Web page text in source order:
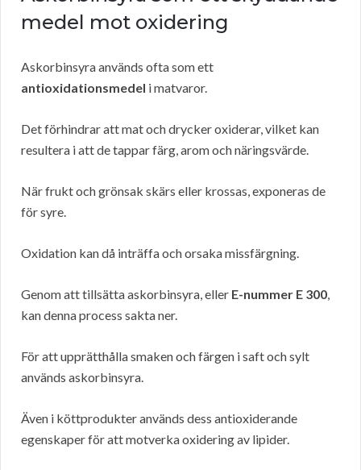
medel mot oxidering
Askorbinsyra används ofta som ett
antioxidationsmedel i matvaror.
Det förhindrar att mat och drycker oxiderar, vilket kan
resultera i att de tappar färg, arom och näringsvärde.
När frukt och grönsak skärs eller krossas, exponeras de
för syre.
Oxidation kan då inträffa och orsaka missfärgning.
Genom att tillsätta askorbinsyra, eller E-nummer E 300,
kan denna process sakta ner.
För att upprätthålla smaken och färgen i saft och sylt
används askorbinsyra.
Även i köttprodukter används dess antioxiderande
egenskaper för att motverka oxidering av lipider.